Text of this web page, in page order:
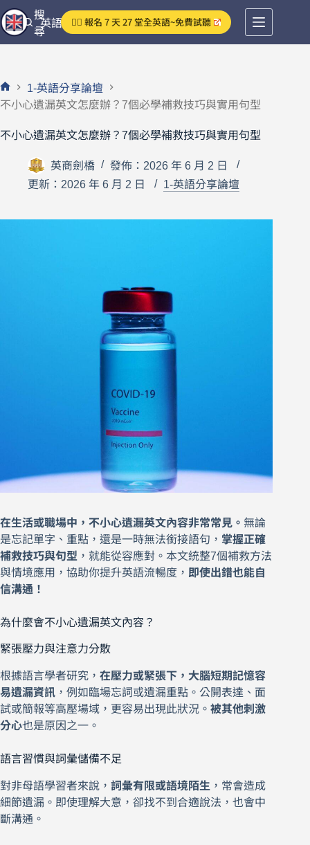
跳
至
主
容
英語分享論壇
搜
尋
👉🏻 報名 7 天 27 堂全英語~免費試聽
首
1-英語分享論壇
不小心遺漏英文怎麼辦？7個必學補救技巧與實用句型
不小心遺漏英文怎麼辦？7個必學補救技巧與實用句型
英商劍橋
發佈：2026 年 6 月 2 日
更新：2026 年 6 月 2 日
1-英語分享論壇
在生活或職場中，不小心遺漏英文內容非常常見。 無論
是忘記單字、重點，還是一時無法銜接語句， 掌握正確
補救技巧與句型 ，就能從容應對。本文統整7個補救方法
與情境應用，協助你提升英語流暢度， 即使出錯也能自
信溝通！
為什麼會不小心遺漏英文內容？
緊張壓力與注意力分散
根據語言學者研究， 在壓力或緊張下，大腦短期記憶容
易遺漏資訊 ，例如臨場忘詞或遺漏重點。公開表達、面
試或簡報等高壓場域，更容易出現此狀況。 被其他刺激
分心也是原因之一。
語言習慣與詞彙儲備不足
對非母語學習者來說， 詞彙有限或語境陌生 ，常會造成
細節遺漏。即使理解大意，卻找不到合適說法，也會中
斷溝通。